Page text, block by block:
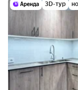
3D-тур